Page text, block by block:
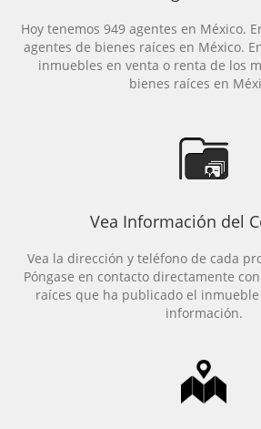
Hoy tenemos 949 agentes en México.
agentes de bienes raíces en México.
inmuebles en venta o renta de los
bienes raíces en
Vea Información del
Vea la dirección y teléfono de cada
Póngase en contacto directamente
raíces que ha publicado el
información.